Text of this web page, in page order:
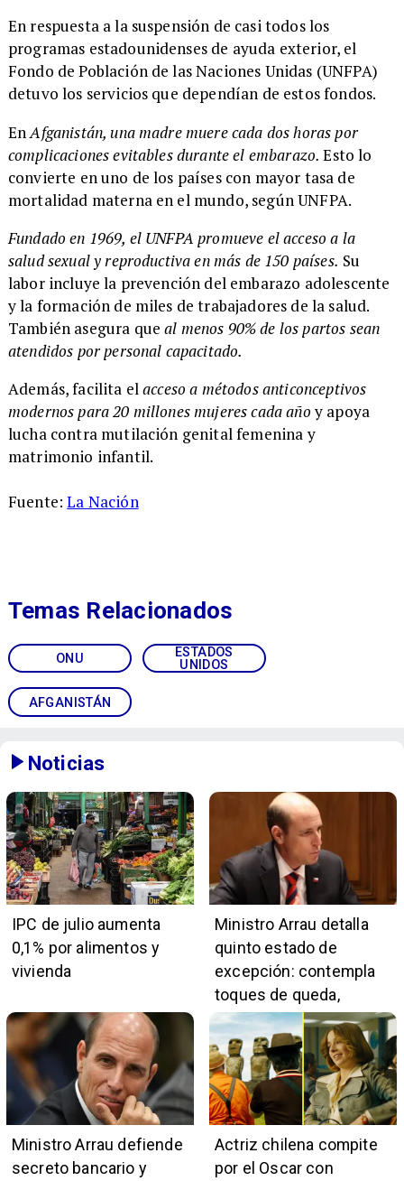
En respuesta a la suspensión de casi todos los
programas estadounidenses de ayuda exterior, el
Fondo de Población de las Naciones Unidas (UNFPA)
detuvo los servicios que dependían de estos fondos.
EnAfganistán, una madre muere cada dos horas por
complicaciones evitables durante el embarazo.Esto lo
convierte en uno de los países con mayor tasa de
mortalidad materna en el mundo, según UNFPA.
Fundado en 1969, el UNFPA promueve el acceso a la
salud sexual y reproductiva en más de 150 países. Su
labor incluye la prevención del embarazo adolescente
y la formación de miles de trabajadores de la salud.
También asegura queal menos 90% de los partos sean
atendidos por personal capacitado.
Además, facilita elacceso a métodos anticonceptivos
modernos para 20 millones mujeres cada añoy apoya
lucha contra mutilación genital femenina y
matrimonio infantil.
Fuente:La Nación
ONU
ESTADOS
UNIDOS
AFGANISTÁN
Temas Relacionados
Noticias
IPC de julio aumenta
0,1% por alimentos y
vivienda
Ministro Arrau detalla
quinto estado de
excepción: contempla
toques de queda,
restricciones y
escuchas telefónicas
en zonas críticas
Ministro Arrau defiende
secreto bancario y
Actriz chilena compite
por el Oscar con